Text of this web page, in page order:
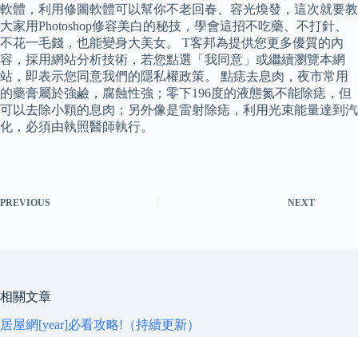
軟體，利用修圖軟體可以幫你不老回春、容光煥發，這次就要教
大家用Photoshop修容美白的秘技，學會這招不吃藥、不打針、
不花一毛錢，也能變身大美女。 T客邦為提供您更多優質的內
容，採用網站分析技術，若您點選「我同意」或繼續瀏覽本網
站，即表示您同意我們的隱私權政策。 點痣去息肉，夜市常用
的藥膏屬於強鹼，腐蝕性強；零下196度的液態氮不能除痣，但
可以去除小顆的息肉；另外像是雷射除痣，利用光束能量達到汽
化，必須由執照醫師執行。
PREVIOUS NEXT
相關文章
居屋網[year]必看攻略!（持續更新）